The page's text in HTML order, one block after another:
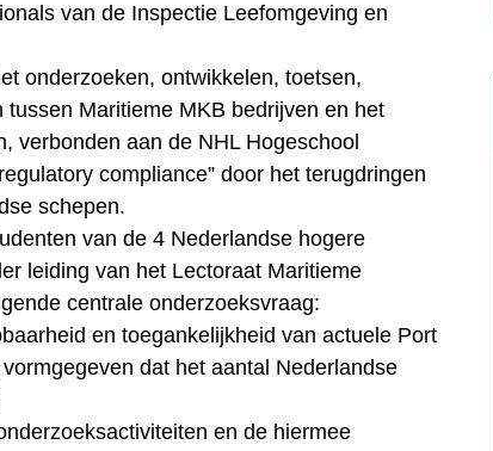
van de Inspectie Leefomgeving en
onderzoeken, ontwikkelen, toetsen,
Maritieme MKB bedrijven en het
verbonden aan de NHL Hogeschool
compliance” door het terugdringen
schepen.
van de 4 Nederlandse hogere
leiding van het Lectoraat Maritieme
centrale onderzoeksvraag:
en toegankelijkheid van actuele Port
dat het aantal Nederlandse
en de hiermee